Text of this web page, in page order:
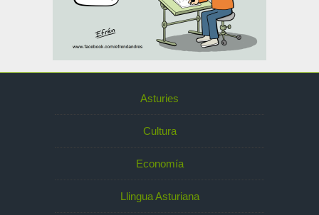
Asturies
Cultura
Economía
Llingua Asturiana